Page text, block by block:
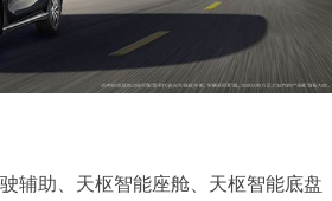
辅助、天枢智能座舱、天枢智能底盘